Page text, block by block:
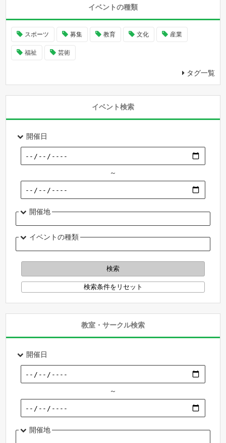
イベントの種類
スポーツ 募集 教育 文化 産業
福祉 芸術
タグ一覧
イベント検索
開催日
～
開催地
イベントの種類
教室・サークル検索
開催日
～
開催地